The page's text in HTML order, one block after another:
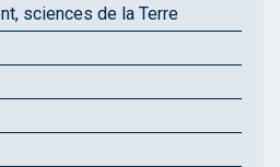
sciences de la Terre